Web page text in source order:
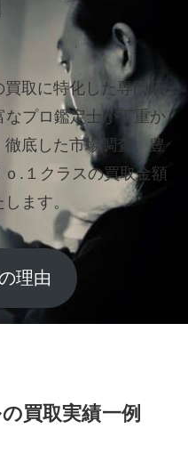
取に特化した専門店
プロ鑑定士が丁重か
徹底した市場調査、豊
.１クラスの買取金額
ます。
理由
買取実績一例